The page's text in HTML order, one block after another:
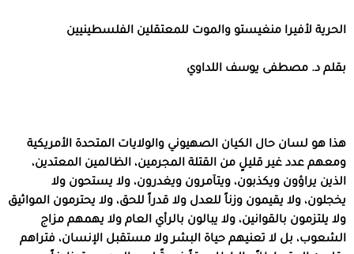
الحرية لأفيرا منغيستو والموت للمعتقلين الفلسطينيين
بقلم د. مصطفى يوسف اللداوي
هذا هو لسان حال الكيان الصهيوني والولايات المتحدة الأمريكية
ومعهم عدد غير قليلٍ من القتلة المجرمين، الظالمين المعتدين،
الذين يراؤون ويكذبون، ويتآمرون ويغدرون، ولا يستحون ولا
يخجلون، ولا يقيمون وزناً للعدل ولا قدراً للحق، ولا يحترمون المواثيق
ولا يلتزمون بالقوانين، ولا يبالون بالرأي العام ولا يهمهم مزاج
الشعوب، بل لا تعنيهم حياة البشر ولا مستقبل الإنسان، فتراهم